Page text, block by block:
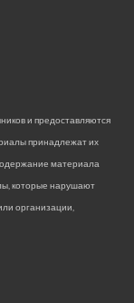
и предоставляются
принадлежат их
материала
которые нарушают
организации,